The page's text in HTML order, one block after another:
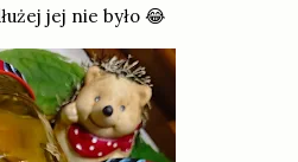
jej nie było 😂